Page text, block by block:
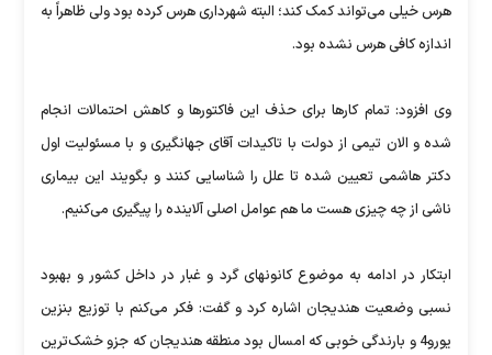
هرس خیلی می‌تواند کمک کند؛ البته شهرداری هرس کرده بود ولی ظاهراً به
اندازه کافی هرس نشده بود.
وی افزود: تمام کارها برای حذف این فاکتورها و کاهش احتمالات انجام
شده و الان تیمی از دولت با تاکیدات آقای جهانگیری و با مسئولیت اول
دکتر هاشمی تعیین شده تا علل را شناسایی کنند و بگویند این بیماری
ناشی از چه چیزی هست ما هم عوامل اصلی آلاینده را پیگیری می‌کنیم.
ابتکار در ادامه به موضوع کانونهای گرد و غبار در داخل کشور و بهبود
نسبی وضعیت هندیجان اشاره کرد و گفت: فکر می‌کنم با توزیع بنزین
یورو4 و بارندگی خوبی که امسال بود منطقه هندیجان که جزو خشک‌ترین